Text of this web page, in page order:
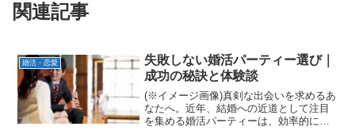
関連記事
婚活・恋愛
失敗しない婚活パーティー選び｜
成功の秘訣と体験談
(※イメージ画像)真剣な出会いを求めるあ
なたへ。近年、結婚への近道として注目
を集める婚活パーティーは、効率的に理